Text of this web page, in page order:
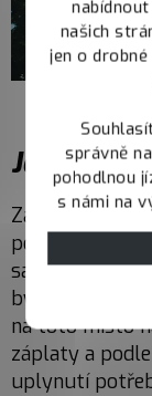
našich
jen o
správně
pohodlnou
s námi na
Jak zalepit
Zalepení duše
potřeba
sady. Nejprve
být součástí
na toto místo
záplaty a
uplynutí